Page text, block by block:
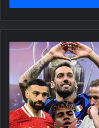
Şampiyonlar
Ligi'nde
çeyrek
finale
yükselen
takımlar
belli